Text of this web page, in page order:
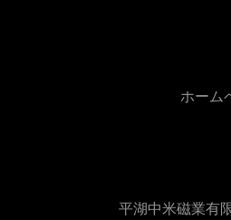
ホーム
平湖中米磁業有